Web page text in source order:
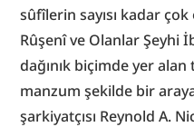
sûfîlerin sayısı kadar
Rûşenî ve Olanlar Şeyhi
dağınık biçimde yer alan
manzum şekilde bir
şarkiyatçısı Reynold A.